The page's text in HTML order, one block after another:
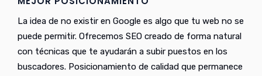
La idea de no existir en Google es algo que tu web no se
puede permitir. Ofrecemos SEO creado de forma natural
con técnicas que te ayudarán a subir puestos en los
buscadores. Posicionamiento de calidad que permanece